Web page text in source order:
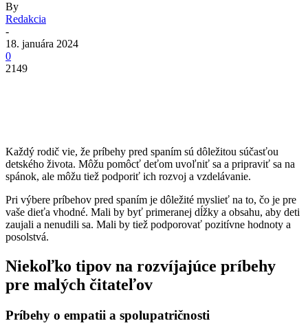
By
Redakcia
-
18. januára 2024
0
2149
Každý rodič vie, že príbehy pred spaním sú dôležitou súčasťou
detského života. Môžu pomôcť deťom uvoľniť sa a pripraviť sa na
spánok, ale môžu tiež podporiť ich rozvoj a vzdelávanie.
Pri výbere príbehov pred spaním je dôležité myslieť na to, čo je pre
vaše dieťa vhodné. Mali by byť primeranej dĺžky a obsahu, aby deti
zaujali a nenudili sa. Mali by tiež podporovať pozitívne hodnoty a
posolstvá.
Niekoľko tipov na rozvíjajúce príbehy
pre malých čitateľov
Príbehy o empatii a spolupatričnosti